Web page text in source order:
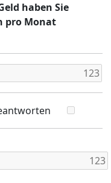
haben Sie
pro Monat